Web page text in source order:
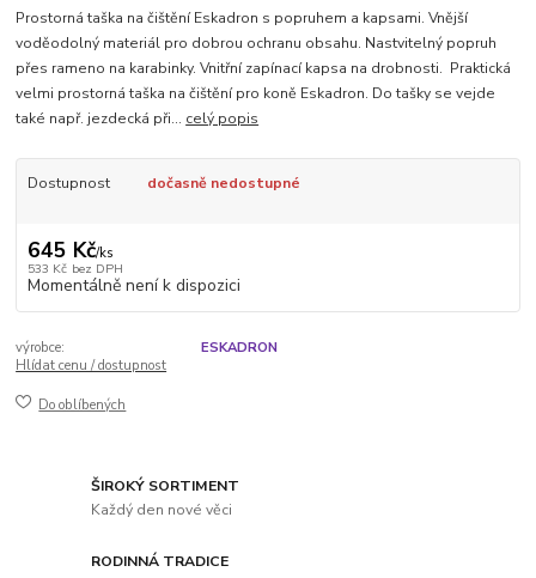
Prostorná taška na čištění Eskadron s popruhem a kapsami. Vnější
voděodolný materiál pro dobrou ochranu obsahu. Nastvitelný popruh
přes rameno na karabinky. Vnitřní zapínací kapsa na drobnosti. Praktická
velmi prostorná taška na čištění pro koně Eskadron. Do tašky se vejde
také např. jezdecká při... celý popis
Dostupnost dočasně nedostupné
645 Kč/ks
533 Kč bez DPH
Momentálně není k dispozici
výrobce:
ESKADRON
Hlídat cenu / dostupnost
Do oblíbených
ŠIROKÝ SORTIMENT
Každý den nové věci
RODINNÁ TRADICE